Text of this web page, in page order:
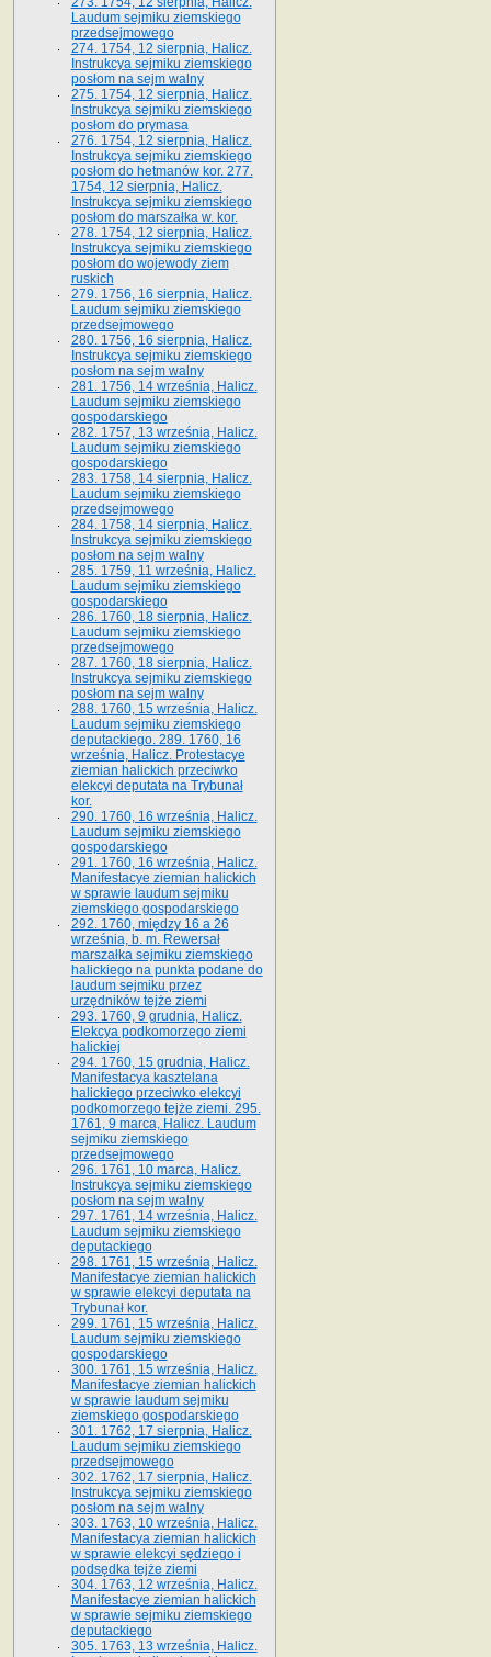
Laudum sejmiku ziemskiego
przedsejmowego
274. 1754, 12 sierpnia, Halicz.
Instrukcya sejmiku ziemskiego
posłom na sejm walny
275. 1754, 12 sierpnia, Halicz.
Instrukcya sejmiku ziemskiego
posłom do prymasa
276. 1754, 12 sierpnia, Halicz.
Instrukcya sejmiku ziemskiego
posłom do hetmanów kor. 277.
1754, 12 sierpnia, Halicz.
Instrukcya sejmiku ziemskiego
posłom do marszałka w. kor.
278. 1754, 12 sierpnia, Halicz.
Instrukcya sejmiku ziemskiego
posłom do wojewody ziem
ruskich
279. 1756, 16 sierpnia, Halicz.
Laudum sejmiku ziemskiego
przedsejmowego
280. 1756, 16 sierpnia, Halicz.
Instrukcya sejmiku ziemskiego
posłom na sejm walny
281. 1756, 14 września, Halicz.
Laudum sejmiku ziemskiego
gospodarskiego
282. 1757, 13 września, Halicz.
Laudum sejmiku ziemskiego
gospodarskiego
283. 1758, 14 sierpnia, Halicz.
Laudum sejmiku ziemskiego
przedsejmowego
284. 1758, 14 sierpnia, Halicz.
Instrukcya sejmiku ziemskiego
posłom na sejm walny
285. 1759, 11 września, Halicz.
Laudum sejmiku ziemskiego
gospodarskiego
286. 1760, 18 sierpnia, Halicz.
Laudum sejmiku ziemskiego
przedsejmowego
287. 1760, 18 sierpnia, Halicz.
Instrukcya sejmiku ziemskiego
posłom na sejm walny
288. 1760, 15 września, Halicz.
Laudum sejmiku ziemskiego
deputackiego. 289. 1760, 16
września, Halicz. Protestacye
ziemian halickich przeciwko
elekcyi deputata na Trybunał
kor.
290. 1760, 16 września, Halicz.
Laudum sejmiku ziemskiego
gospodarskiego
291. 1760, 16 września, Halicz.
Manifestacye ziemian halickich
w sprawie laudum sejmiku
ziemskiego gospodarskiego
292. 1760, między 16 a 26
września, b. m. Rewersał
marszałka sejmiku ziemskiego
halickiego na punkta podane do
laudum sejmiku przez
urzędników tejże ziemi
293. 1760, 9 grudnia, Halicz.
Elekcya podkomorzego ziemi
halickiej
294. 1760, 15 grudnia, Halicz.
Manifestacya kasztelana
halickiego przeciwko elekcyi
podkomorzego tejże ziemi. 295.
1761, 9 marca, Halicz. Laudum
sejmiku ziemskiego
przedsejmowego
296. 1761, 10 marca, Halicz.
Instrukcya sejmiku ziemskiego
posłom na sejm walny
297. 1761, 14 września, Halicz.
Laudum sejmiku ziemskiego
deputackiego
298. 1761, 15 września, Halicz.
Manifestacye ziemian halickich
w sprawie elekcyi deputata na
Trybunał kor.
299. 1761, 15 września, Halicz.
Laudum sejmiku ziemskiego
gospodarskiego
300. 1761, 15 września, Halicz.
Manifestacye ziemian halickich
w sprawie laudum sejmiku
ziemskiego gospodarskiego
301. 1762, 17 sierpnia, Halicz.
Laudum sejmiku ziemskiego
przedsejmowego
302. 1762, 17 sierpnia, Halicz.
Instrukcya sejmiku ziemskiego
posłom na sejm walny
303. 1763, 10 września, Halicz.
Manifestacya ziemian halickich
w sprawie elekcyi sędziego i
podsędka tejże ziemi
304. 1763, 12 września, Halicz.
Manifestacye ziemian halickich
w sprawie sejmiku ziemskiego
deputackiego
305. 1763, 13 września, Halicz.